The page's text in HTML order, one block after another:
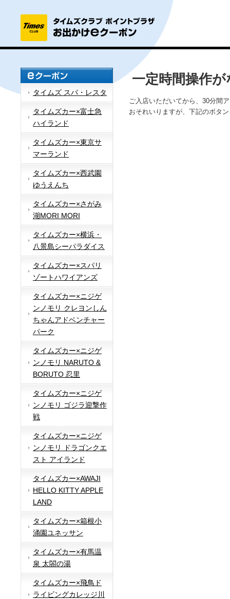
タイムズ スパ・レスタ
タイムズカー×富士急
ハイランド
タイムズカー×東京サ
マーランド
タイムズカー×西武園
ゆうえんち
タイムズカー×さがみ
湖MORI MORI
タイムズカー×横浜・
八景島シーパラダイス
タイムズカー×スパリ
ゾートハワイアンズ
タイムズカー×ニジゲ
ンノモリ クレヨンしん
ちゃんアドベンチャー
パーク
タイムズカー×ニジゲ
ンノモリ NARUTO &
BORUTO 忍里
タイムズカー×ニジゲ
ンノモリ ゴジラ迎撃作
戦
タイムズカー×ニジゲ
ンノモリ ドラゴンクエ
スト アイランド
タイムズカー×AWAJI
HELLO KITTY APPLE
LAND
タイムズカー×箱根小
涌園ユネッサン
タイムズカー×有馬温
泉 太閤の湯
タイムズカー×飛鳥ド
ライビングカレッジ川
一定時間操作
ご入店いただいてから、30分間
おそれいりますが、下記のボタ